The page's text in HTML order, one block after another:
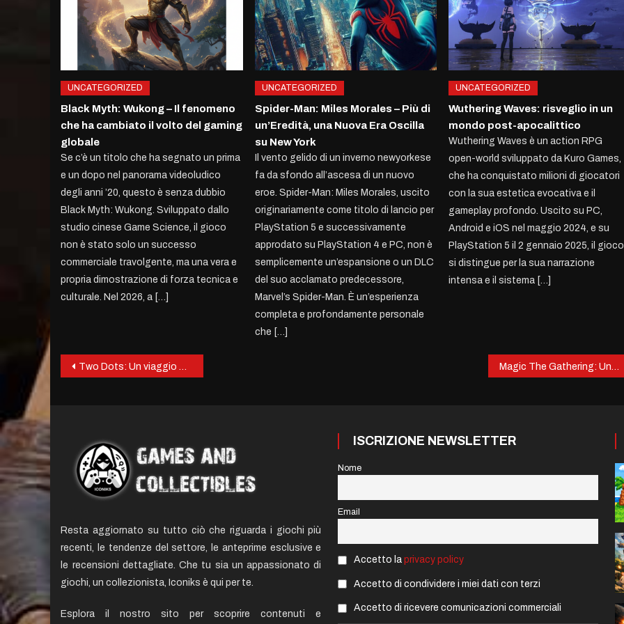
UNCATEGORIZED
Black Myth: Wukong – Il fenomeno
che ha cambiato il volto del gaming
globale
Se c’è un titolo che ha segnato un prima
e un dopo nel panorama videoludico
degli anni ’20, questo è senza dubbio
Black Myth: Wukong. Sviluppato dallo
studio cinese Game Science, il gioco
non è stato solo un successo
commerciale travolgente, ma una vera e
propria dimostrazione di forza tecnica e
culturale. Nel 2026, a […]
UNCATEGORIZED
Spider-Man: Miles Morales – Più di
un’Eredità, una Nuova Era Oscilla
su New York
Il vento gelido di un inverno newyorkese
fa da sfondo all’ascesa di un nuovo
eroe. Spider-Man: Miles Morales, uscito
originariamente come titolo di lancio per
PlayStation 5 e successivamente
approdato su PlayStation 4 e PC, non è
semplicemente un’espansione o un DLC
del suo acclamato predecessore,
Marvel’s Spider-Man. È un’esperienza
completa e profondamente personale
che […]
UNCATEGORIZED
Wuthering Waves: risveglio in un
mondo post-apocalittico
Wuthering Waves è un action RPG
open-world sviluppato da Kuro Games,
che ha conquistato milioni di giocatori
con la sua estetica evocativa e il
gameplay profondo. Uscito su PC,
Android e iOS nel maggio 2024, e su
PlayStation 5 il 2 gennaio 2025, il gioco
si distingue per la sua narrazione
intensa e il sistema […]
Post
Two Dots: Un viaggio colorato tra puzzle e relax
Resta aggiornato su tutto ciò che riguarda i giochi più
recenti, le tendenze del settore, le anteprime esclusive e
le recensioni dettagliate. Che tu sia un appassionato di
giochi, un collezionista, Iconiks è qui per te.
Esplora il nostro sito per scoprire contenuti e
ISCRIZIONE NEWSLETTER
Nome
Email
Accetto laprivacy policy
Accetto di condividere i miei dati con terzi
Accetto di ricevere comunicazioni commerciali